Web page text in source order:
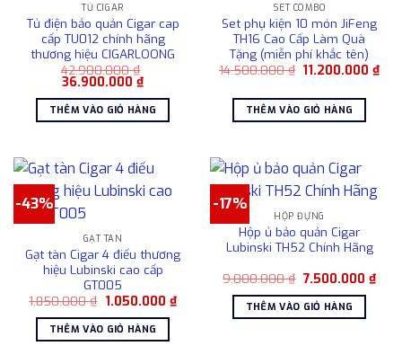
TỦ CIGAR
Tủ điện bảo quản Cigar cap
cấp TU012 chính hãng
thương hiệu CIGARLOONG
42.900.000₫
Giá
là:
42.900.000 ₫.
36.900.000 ₫Giá
hiện
tại
là:
36.900.000 ₫.
THÊM VÀO GIỎ HÀNG
SET COMBO
Set phụ kiện 10 món JiFeng
TH16 Cao Cấp Làm Quà
Tặng (miễn phí khắc tên)
14.500.000₫ Giá
14.500.000 ₫.
11.200.000₫Giá
hiện
THÊM VÀO GIỎ HÀNG
-43%
GẠT TÀN
Gạt tàn Cigar 4 điếu thương
hiệu Lubinski cao cấp
GT005
1.850.000₫ Giá
là:
1.850.000 ₫.
1.050.000 ₫Giá
hiện
THÊM VÀO GIỎ HÀNG
-17%
HỘP ĐỰNG
Hộp ủ bảo quản Cigar
Lubinski TH52 Chính Hãng
9.000.000₫ Giá
là:
9.000.000 ₫.
7.500.000 ₫Giá
hiện
THÊM VÀO GIỎ HÀNG